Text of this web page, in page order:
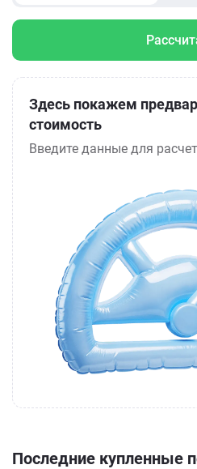
Здесь покажем
стоимость
Введите данные для
Последние купленные